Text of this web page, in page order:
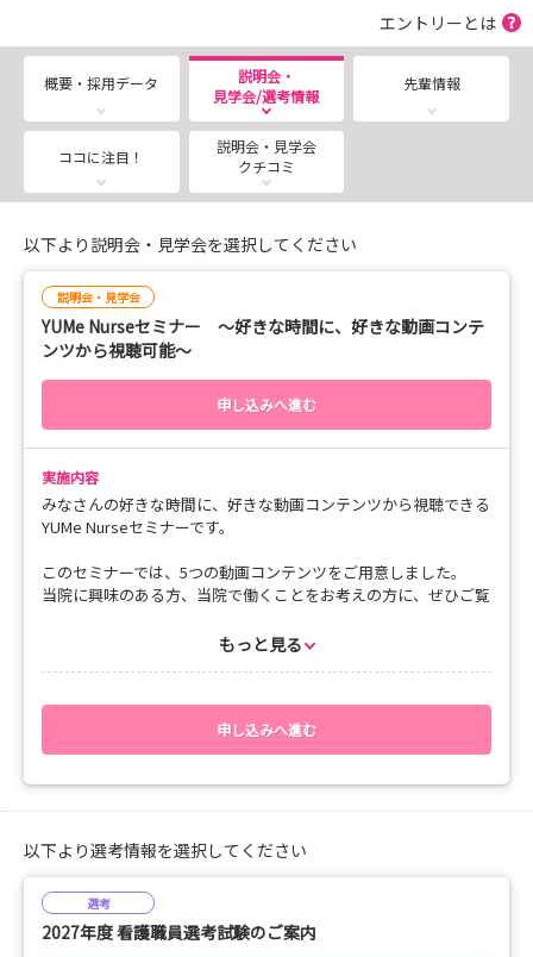
エントリーとは
概要・採用データ
説明会・
見学会/選考情報
先輩情報
ココに注目！
説明会・見学会
クチコミ
以下より説明会・見学会を選択してください
説明会・見学会
YUMe Nurseセミナー ～好きな時間に、好きな動画コンテ
ンツから視聴可能～
申し込みへ進む
実施内容
みなさんの好きな時間に、好きな動画コンテンツから視聴できる
YUMe Nurseセミナーです。
このセミナーでは、5つの動画コンテンツをご用意しました。
当院に興味のある方、当院で働くことをお考えの方に、ぜひご覧
※ご覧になりたい日を設定いただけますが、休日に限ってはその
＜5つの動画コンテンツ＞
1. 看護部長に聴く ーYUMe Nurseの魅力ー
5. 看護の現場を「体験する」 ーリアルな現場×YUMeggー
もっと見る
申し込みへ進む
以下より選考情報を選択してください
選考
2027年度 看護職員選考試験のご案内